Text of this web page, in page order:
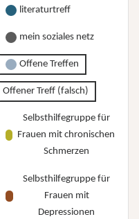
literaturtreff
mein soziales netz
Offene Treffen
Offener Treff (falsch)
Selbsthilfegruppe für
Frauen mit chronischen
Schmerzen
Selbsthilfegruppe für
Frauen mit
Depressionen